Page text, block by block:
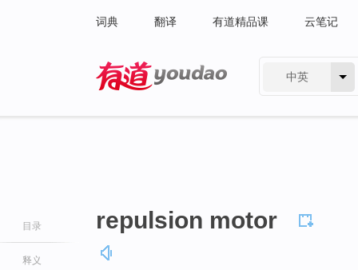
词典 翻译 有道精品课 云笔记
中英
目录
释义
repulsion motor